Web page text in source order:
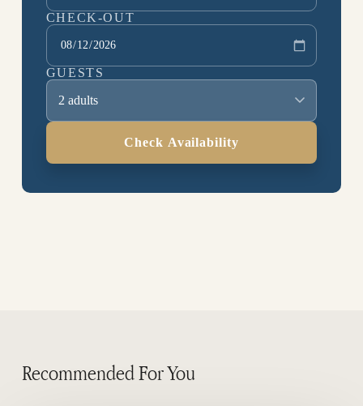
CHECK-OUT
GUESTS
2 adults
Check Availability
Recommended For You